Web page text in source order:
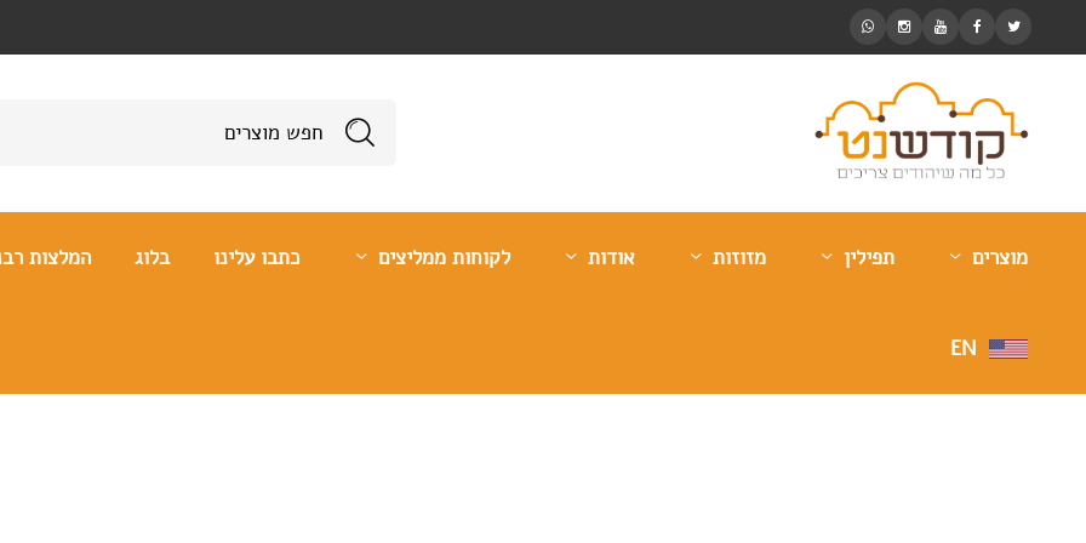
מוצרים תפילין מזוזות אודות לקוחות ממליצים כתבו עלינו בלוג המלצות
EN